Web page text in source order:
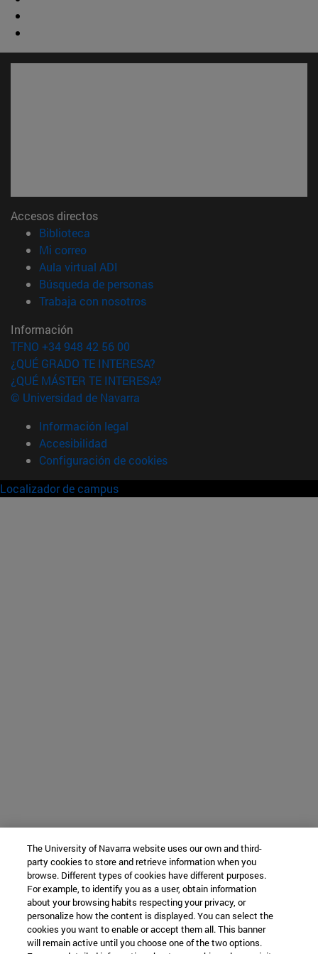
Accesos directos
Biblioteca
Mi correo(abre en nueva ventana)
Aula virtual ADI
Búsqueda de personas(abre en nueva ventana)
Trabaja con nosotros(abre en nueva ventana)
Información
TFNO +34 948 42 56 00
¿QUÉ GRADO TE INTERESA?
¿QUÉ MÁSTER TE INTERESA?
© Universidad de Navarra
Información legal
Accesibilidad
Configuración de cookies
Localizador de campus
The University of Navarra website uses our own and third-
party cookies to store and retrieve information when you
browse. Different types of cookies have different purposes.
For example, to identify you as a user, obtain information
about your browsing habits respecting your privacy, or
personalize how the content is displayed. You can select the
cookies you want to enable or accept them all. This banner
will remain active until you choose one of the two options.